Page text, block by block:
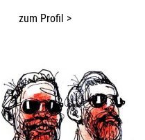
zum Profil >